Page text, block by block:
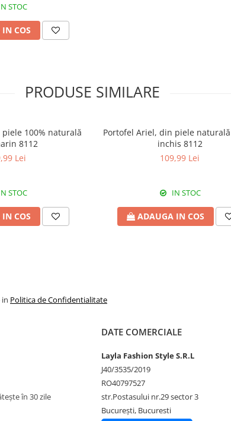
STOC
COS
PRODUSE SIMILARE
100% naturală
8112
Lei
STOC
COS
Portofel Ariel, din piele
inchis 8112
109,99 Lei
IN STOC
ADAUGA IN COS
Politica de Confidentialitate
în 30 zile
DATE COMERCIALE
Layla Fashion Style S.R.L
J40/3535/2019
RO40797527
str.Postasului nr.29 sector 3
București, Bucuresti